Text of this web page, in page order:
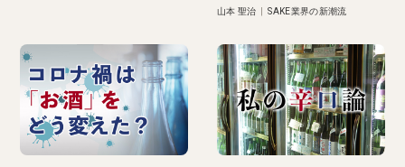
山本 聖治 |SAKE業界の新潮流